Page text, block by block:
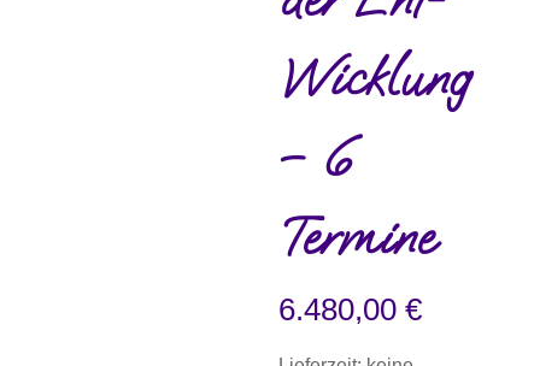
Wicklung
– 6
Termine
6.480,00€